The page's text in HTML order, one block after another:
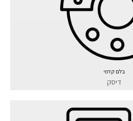
בלם קדמי
דיסק